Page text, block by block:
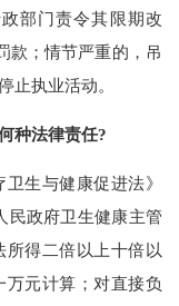
部门责令其限期改
款；情节严重的，吊
止执业活动。
种法律责任?
生与健康促进法》
民政府卫生健康主管
得二倍以上十倍以
元计算；对直接负